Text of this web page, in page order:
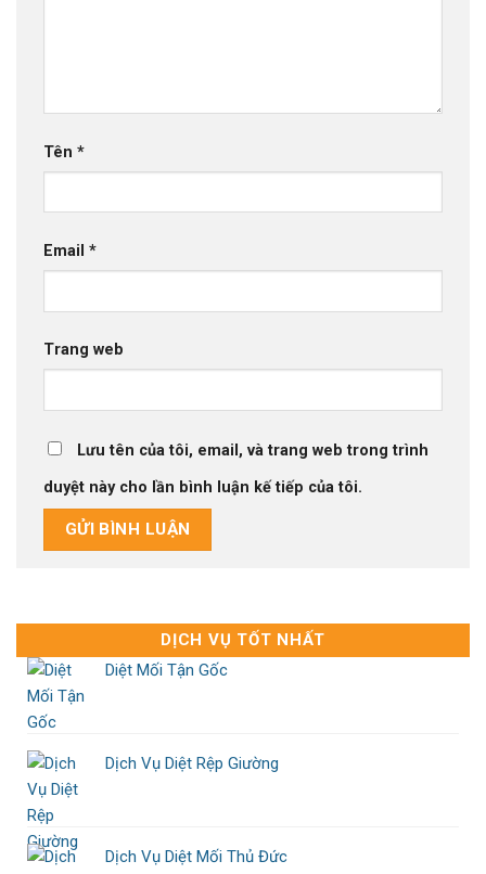
Tên *
Email *
Trang web
Lưu tên của tôi, email, và trang web trong trình
duyệt này cho lần bình luận kế tiếp của tôi.
DỊCH VỤ TỐT NHẤT
Diệt Mối Tận Gốc
Dịch Vụ Diệt Rệp Giường
Dịch Vụ Diệt Mối Thủ Đức